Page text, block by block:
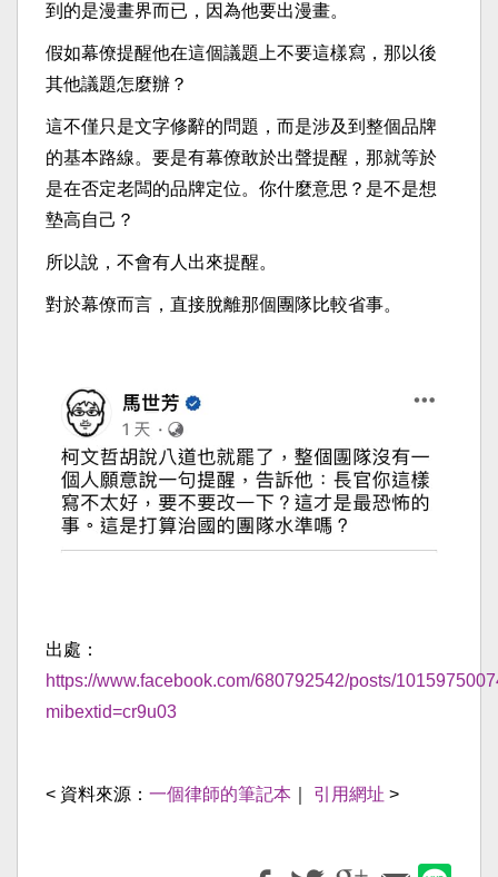
到的是漫畫界而已，因為他要出漫畫。
假如幕僚提醒他在這個議題上不要這樣寫，那以後
其他議題怎麼辦？
這不僅只是文字修辭的問題，而是涉及到整個品牌
的基本路線。要是有幕僚敢於出聲提醒，那就等於
是在否定老闆的品牌定位。你什麼意思？是不是想
墊高自己？
所以說，不會有人出來提醒。
對於幕僚而言，直接脫離那個團隊比較省事。
出處：
https://www.facebook.com/680792542/posts/
mibextid=cr9u03
< 資料來源： 一個律師的筆記本 引用網址 >